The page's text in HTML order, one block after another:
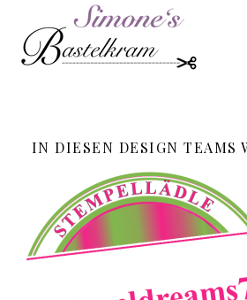
IN DIESEN DESIGN TEAMS